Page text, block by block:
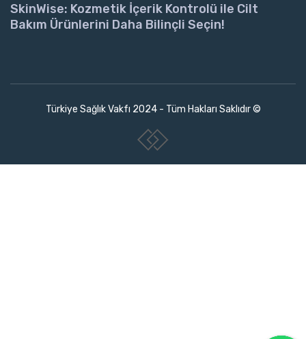
SkinWise: Kozmetik İçerik Kontrolü ile Cilt
Bakım Ürünlerini Daha Bilinçli Seçin!
Türkiye Sağlık Vakfı 2024 - Tüm Hakları Saklıdır ©
www.collectivepeople.com.tr